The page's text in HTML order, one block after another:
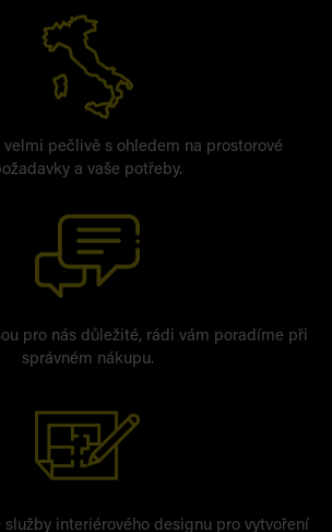
velmi pečlivě s ohledem na prostorové
a vaše potřeby.
pro nás důležité, rádi vám poradíme při
správném nákupu.
interiérového designu pro vytvoření